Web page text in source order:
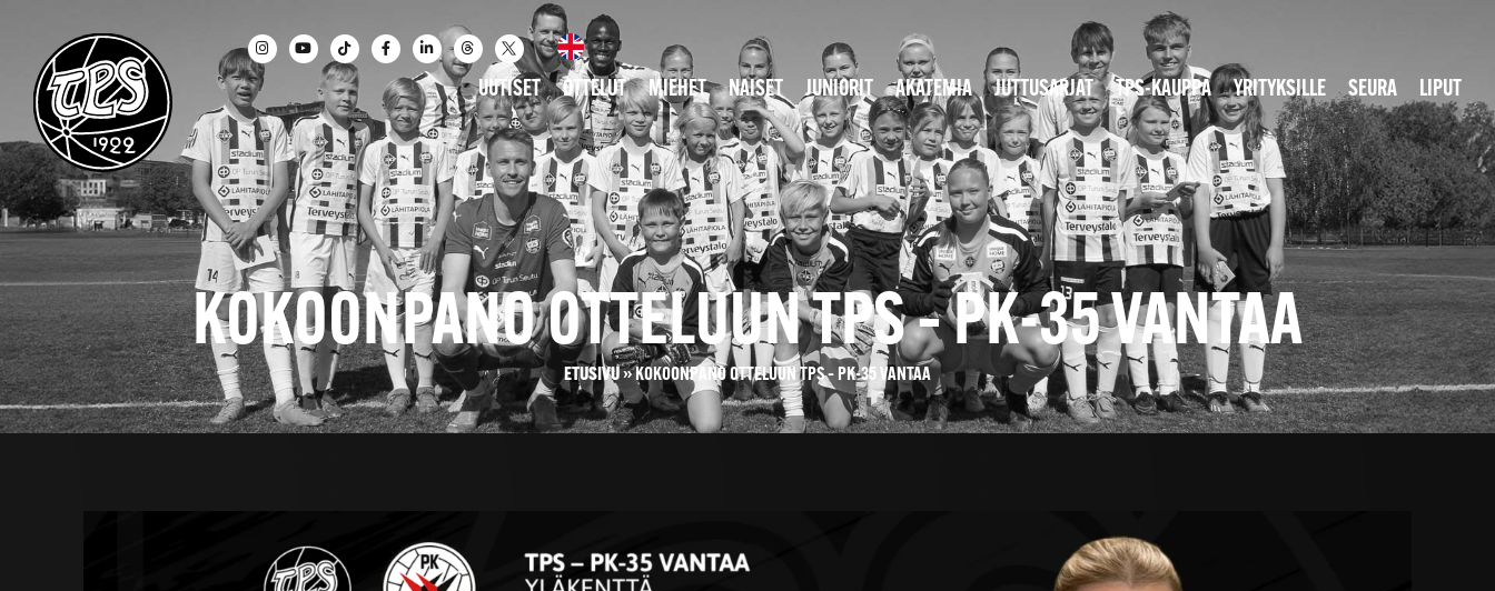
UUTISET OTTELUT MIEHET NAISET JUNIORIT AKATEMIA JUTTUSARJAT TPS-KAUPPA YRITYKSILLE SEURA LIPUT
KOKOONPANO OTTELUUN TPS – PK-35 VANTAA
ETUSIVU»KOKOONPANO OTTELUUN TPS – PK-35 VANTAA